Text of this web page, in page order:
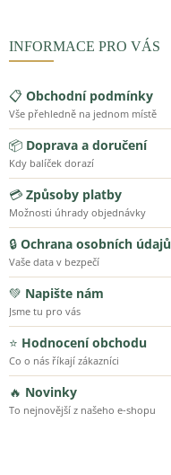
INFORMACE PRO VÁS
📋 Obchodní podmínky
Vše přehledně na jednom místě
📦 Doprava a doručení
Kdy balíček dorazí
💳 Způsoby platby
Možnosti úhrady objednávky
🔒 Ochrana osobních údajů
Vaše data v bezpečí
💚 Napište nám
Jsme tu pro vás
⭐ Hodnocení obchodu
Co o nás říkají zákazníci
🔥 Novinky
To nejnovější z našeho e-shopu